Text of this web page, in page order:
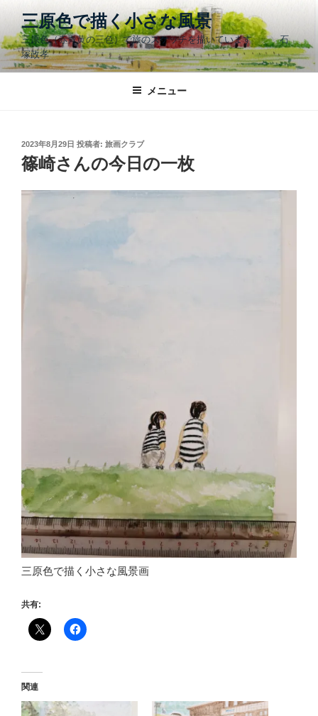
テ
ン
ツ
三原色で描く小さな風景
三原色（赤青黄の三色）で旅のスケッチを描いています 石
塚政孝
メニュー
投
稿
日:
2023年8月29日 投稿者: 旅画クラブ
篠崎さんの今日の一枚
三原色で描く小さな風景画
共有:
関連